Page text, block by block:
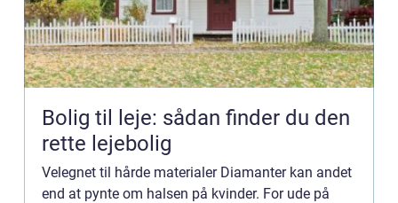
Bolig til leje: sådan finder du den
rette lejebolig
Velegnet til hårde materialer Diamanter kan andet
end at pynte om halsen på kvinder. For ude på